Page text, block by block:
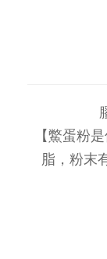
【鱉蛋粉
脂，粉末